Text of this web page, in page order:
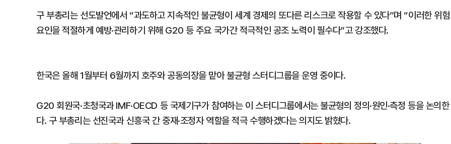
구 부총리는 선도발언에서 “과도하고 지속적인 불균형이 세계 경제의 또다른 리스크로 작용할 수 있다”며 “이러한 위험
요인을 적절하게 예방·관리하기 위해 G20 등 주요 국가간 적극적인 공조 노력이 필수다”고 강조했다.
한국은 올해 1월부터 6월까지 호주와 공동의장을 맡아 불균형 스터디그룹을 운영 중이다.
G20 회원국·초청국과 IMF·OECD 등 국제기구가 참여하는 이 스터디그룹에서는 불균형의 정의·원인·측정 등을 논의한
다. 구 부총리는 선진국과 신흥국 간 중재·조정자 역할을 적극 수행하겠다는 의지도 밝혔다.